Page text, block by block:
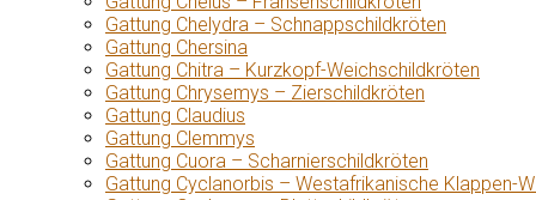
Gattung Chelydra – Schnappschildkröten
Gattung Chersina
Gattung Chitra – Kurzkopf-Weichschildkröten
Gattung Chrysemys – Zierschildkröten
Gattung Claudius
Gattung Clemmys
Gattung Cuora – Scharnierschildkröten
Gattung Cyclanorbis – Westafrikanische Klappen-